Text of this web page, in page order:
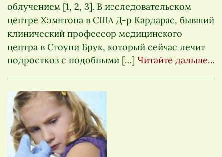
облучением [1, 2, 3]. В исследовательском
центре Хэмптона в США Д-р Кардарас, бывший
клинический профессор медицинского
центра в Стоуни Брук, который сейчас лечит
подростков с подобными […] Читайте дальше…